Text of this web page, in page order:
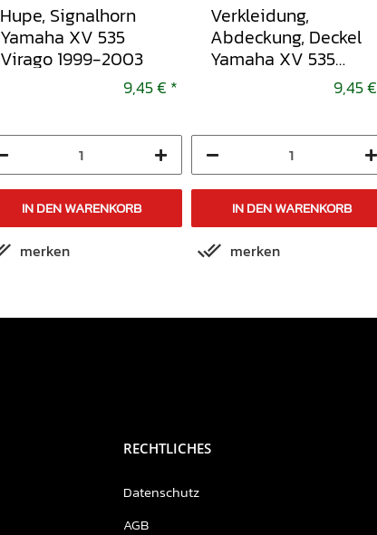
Hupe, Signalhorn
Yamaha XV 535
Virago 1999-2003
9,45 € *
IN DEN WARENKORB
merken
Verkleidung,
Abdeckung, Deckel
Yamaha XV 535
Virago 1999-20039,45 €
IN DEN WARENKORB
merken
RECHTLICHES
Datenschutz
AGB